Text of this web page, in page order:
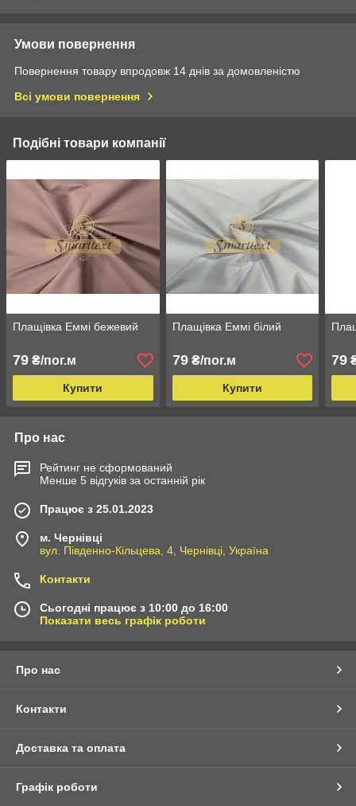
Умови повернення
Повернення товару впродовж 14 днів за домовленістю
Всі умови повернення
Подібні товари компанії
Плащівка Еммі бежевий
79 ₴/пог.м
Купити
Плащівка Еммі білий
79₴/пог.м
Купити
79
Про нас
Рейтинг не сформований
Менше 5 відгуків за останній рік
Працює з 25.01.2023
м. Чернівці
вул. Південно-Кільцева, 4, Чернівці, Україна
Контакти
Сьогодні працює з 10:00 до 16:00
Показати весь графік роботи
Про нас
Контакти
Доставка та оплата
Графік роботи